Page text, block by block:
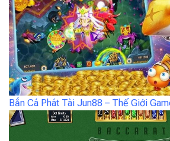
Bắn Cá Phát Tài Jun88 – Thế Giới